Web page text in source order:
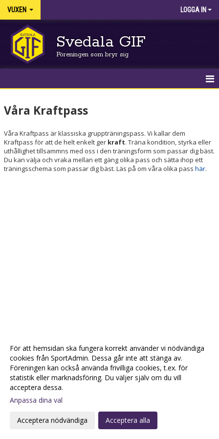
VUXEN LOGGA IN
Svedala GIF
Föreningen som bryr sig
NYHETER
KALENDER
Våra Kraftpass
Våra Kraftpass är klassiska gruppträningspass. Vi kallar dem
Kraftpass för att de helt enkelt ger kraft. Träna kondition, styrka eller
uthållighet tillsammns med oss i den träningsform som passar dig bäst.
Du kan välja och vraka mellan ett gäng olika pass och sätta ihop ett
träningsschema som passar dig bäst. Läs på om våra olika pass här.
Cookie-
inställningar
Gå till
Webbversion
För att hemsidan ska fungera korrekt använder vi nödvändiga
cookies från SportAdmin. Dessa går inte att stänga av.
Föreningen kan också använda frivilliga cookies, t.ex. för
statistik eller marknadsföring. Du väljer själv om du vill
acceptera dessa.
Anpassa dina val
Acceptera nödvändiga Acceptera alla